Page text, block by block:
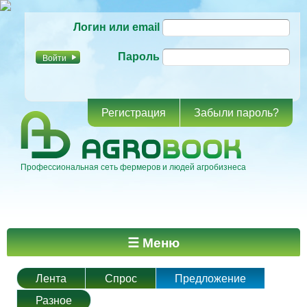
основному
Логин или email
Пароль
Регистрация Забыли пароль?
Профессиональная сеть фермеров и людей агробизнеса
Главное меню ☰ Меню
Лента Спрос
Предложение
Разное